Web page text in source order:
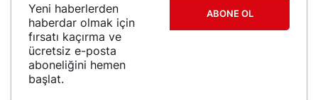
Yeni haberlerden
haberdar olmak için
fırsatı kaçırma ve
ücretsiz e-posta
aboneliğini hemen
başlat.
ABONE OL